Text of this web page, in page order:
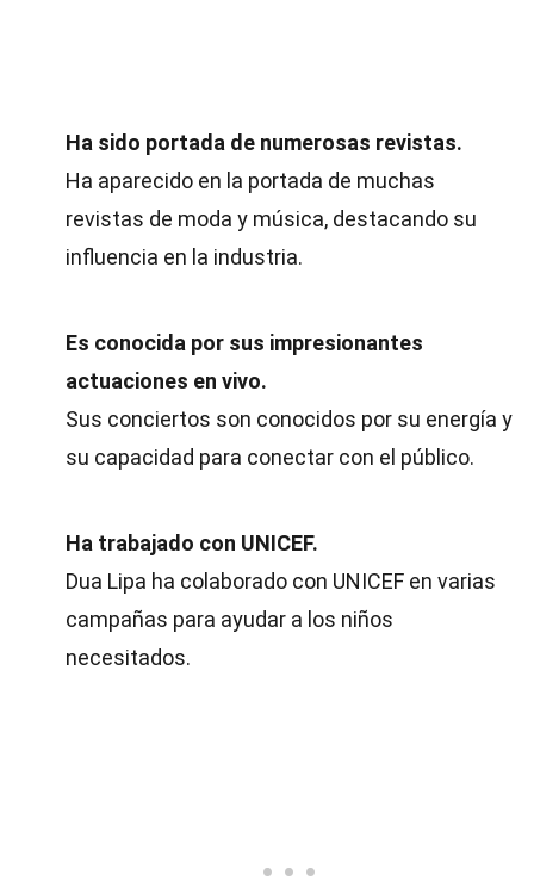
Ha sido portada de numerosas revistas.
Ha aparecido en la portada de muchas
revistas de moda y música, destacando su
influencia en la industria.
Es conocida por sus impresionantes
actuaciones en vivo.
Sus conciertos son conocidos por su energía y
su capacidad para conectar con el público.
Ha trabajado con UNICEF.
Dua Lipa ha colaborado con UNICEF en varias
campañas para ayudar a los niños
necesitados.